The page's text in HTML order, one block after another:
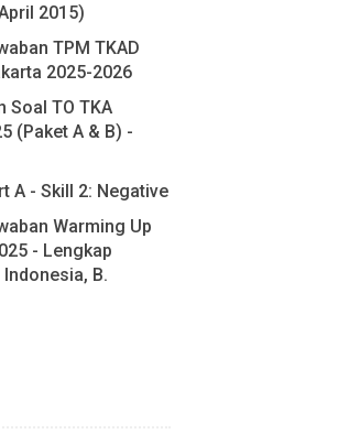
2015)
TPM TKAD
2025-2026
Soal TO TKA
(Paket A & B) -
A - Skill 2: Negative
Warming Up
- Lengkap
B.